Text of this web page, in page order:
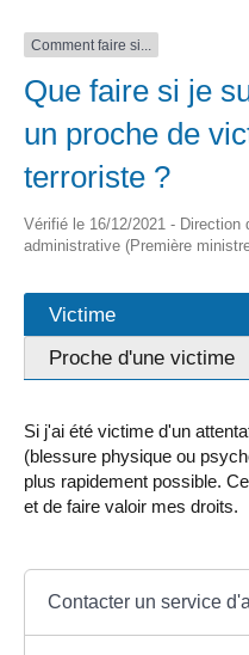
Comment faire si...
Que faire si je
un proche de
terroriste ?
Vérifié le 16/12/2021 - Direction
administrative (Première
Victime
Proche d'une victime
Si j'ai été victime d'un
(blessure physique ou
plus rapidement possible.
et de faire valoir mes droits.
Contacter un service